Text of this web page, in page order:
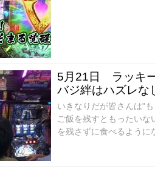
5月21日 ラッキー
バジ絆はハズレな
いきなりだが皆さんは"
ご飯を残すともったい
を残さずに食べるように